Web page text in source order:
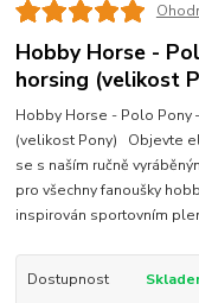
Hobby Horse -
horsing (velikost
Hobby Horse - Polo Pony
(velikost Pony) Objevte
se s naším ručně
pro všechny fanoušky
inspirován sportovním
Dostupnost